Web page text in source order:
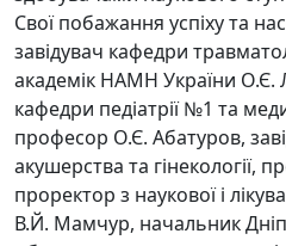
Свої побажання успіху та
завідувач кафедри
академік НАМН України О.Є.
кафедри педіатрії №1 та
професор О.Є. Абатуров,
акушерства та гінекології,
проректор з наукової і
В.Й. Мамчур, начальник